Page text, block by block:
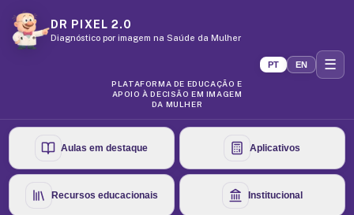
DR PIXEL 2.0
Diagnóstico por imagem na Saúde da Mulher
PLATAFORMA DE EDUCAÇÃO E
APOIO À DECISÃO EM IMAGEM
DA MULHER
PT EN ☰
Aulas em destaque Aplicativos
Recursos educacionais Institucional